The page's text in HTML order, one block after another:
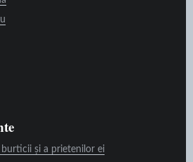
burticii și a prietenilor ei